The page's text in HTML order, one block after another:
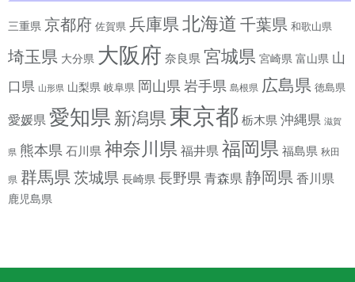
三重県 京都府 佐賀県 兵庫県 北海道 千葉県 和歌山県
埼玉県 大分県 大阪府 奈良県 宮城県 宮崎県 富山県 山
口県 山形県 山梨県 岐阜県 岡山県 岩手県 島根県 広島県 徳島県
愛媛県 愛知県 新潟県 東京都 栃木県 沖縄県 滋賀
県 熊本県 石川県 神奈川県 福井県 福岡県 福島県 秋田
県 群馬県 茨城県 長崎県 長野県 青森県 静岡県 香川県
鹿児島県